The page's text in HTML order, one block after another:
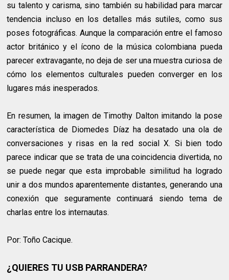
su talento y carisma, sino también su habilidad para marcar
tendencia incluso en los detalles más sutiles, como sus
poses fotográficas. Aunque la comparación entre el famoso
actor británico y el ícono de la música colombiana pueda
parecer extravagante, no deja de ser una muestra curiosa de
cómo los elementos culturales pueden converger en los
lugares más inesperados.
En resumen, la imagen de Timothy Dalton imitando la pose
característica de Diomedes Díaz ha desatado una ola de
conversaciones y risas en la red social X. Si bien todo
parece indicar que se trata de una coincidencia divertida, no
se puede negar que esta improbable similitud ha logrado
unir a dos mundos aparentemente distantes, generando una
conexión que seguramente continuará siendo tema de
charlas entre los internautas.
Por: Toño Cacique.
¿QUIERES TU USB PARRANDERA?